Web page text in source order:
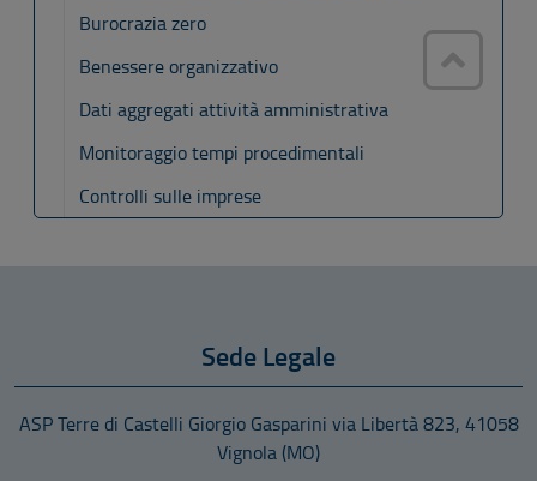
Burocrazia zero
Benessere organizzativo
Dati aggregati attività amministrativa
Monitoraggio tempi procedimentali
Controlli sulle imprese
Sede Legale
ASP Terre di Castelli Giorgio Gasparini via Libertà 823, 41058
Vignola (MO)